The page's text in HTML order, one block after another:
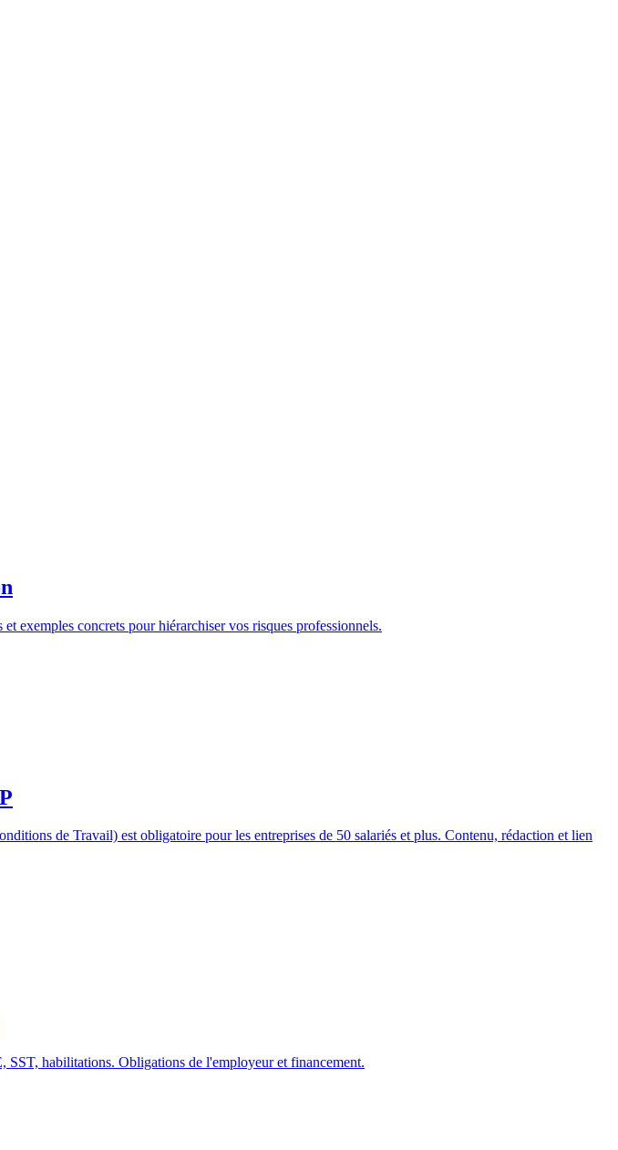
exemples concrets pour hiérarchiser vos risques professionnels.
de Travail) est obligatoire pour les entreprises de 50 salariés et plus. Contenu, rédaction et lien
SST, habilitations. Obligations de l'employeur et financement.